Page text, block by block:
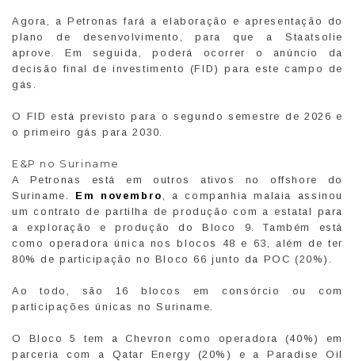
Agora, a Petronas fará a elaboração e apresentação do
plano de desenvolvimento, para que a Staatsolie
aprove. Em seguida, poderá ocorrer o anúncio da
decisão final de investimento (FID) para este campo de
gás.
O FID está previsto para o segundo semestre de 2026 e
o primeiro gás para 2030.
E&P no Suriname
A Petronas está em outros ativos no offshore do
Suriname.
Em novembro
, a companhia malaia assinou
um contrato de partilha de produção com a estatal para
a exploração e produção do Bloco 9. Também está
como operadora única nos blocos 48 e 63, além de ter
80% de participação no Bloco 66 junto da POC (20%).
Ao todo, são 16 blocos em consórcio ou com
participações únicas no Suriname.
O Bloco 5 tem a Chevron como operadora (40%) em
parceria com a Qatar Energy (20%) e a Paradise Oil